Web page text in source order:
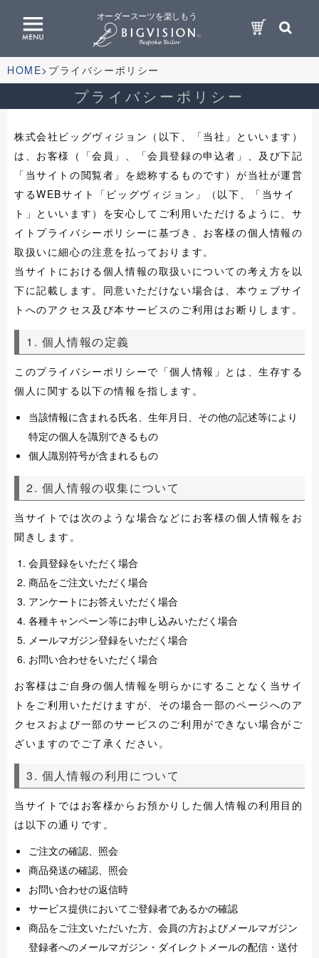
オーダースーツを楽しもう
HOME プライバシーポリシー
プライバシーポリシー
株式会社ビッグヴィジョン（以下、「当社」といいます）
は、お客様（「会員」、「会員登録の申込者」、及び下記
「当サイトの閲覧者」を総称するものです）が当社が運営
するWEBサイト「ビッグヴィジョン」（以下、「当サイ
ト」といいます）を安心してご利用いただけるように、サ
イトプライバシーポリシーに基づき、お客様の個人情報の
取扱いに細心の注意を払っております。
当サイトにおける個人情報の取扱いについての考え方を以
下に記載します。同意いただけない場合は、本ウェブサイ
トへのアクセス及び本サービスのご利用はお断りします。
1. 個人情報の定義
このプライバシーポリシーで「個人情報」とは、生存する
個人に関する以下の情報を指します。
当該情報に含まれる氏名、生年月日、その他の記述等により
特定の個人を識別できるもの
個人識別符号が含まれるもの
2. 個人情報の収集について
当サイトでは次のような場合などにお客様の個人情報をお
聞きします。
会員登録をいただく場合
商品をご注文いただく場合
アンケートにお答えいただく場合
各種キャンペーン等にお申し込みいただく場合
メールマガジン登録をいただく場合
お問い合わせをいただく場合
お客様はご自身の個人情報を明らかにすることなく当サイ
トをご利用いただけますが、その場合一部のページへのア
クセスおよび一部のサービスのご利用ができない場合がご
ざいますのでご了承ください。
3. 個人情報の利用について
当サイトではお客様からお預かりした個人情報の利用目的
は以下の通りです。
ご注文の確認、照会
商品発送の確認、照会
お問い合わせの返信時
サービス提供においてご登録者であるかの確認
商品をご注文いただいた方、会員の方およびメールマガジン
登録者へのメールマガジン・ダイレクトメールの配信・送付